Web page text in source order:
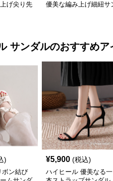
げ尖り先
優美な編み上げ細紐サ
サンダルのおすすめア
)
ボン結び
¥5,900 (税込)
ハイヒール 優美なる一